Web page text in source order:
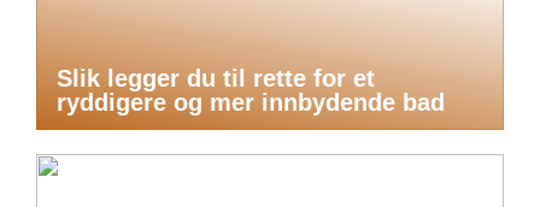
Slik legger du til rette for et
ryddigere og mer innbydende bad